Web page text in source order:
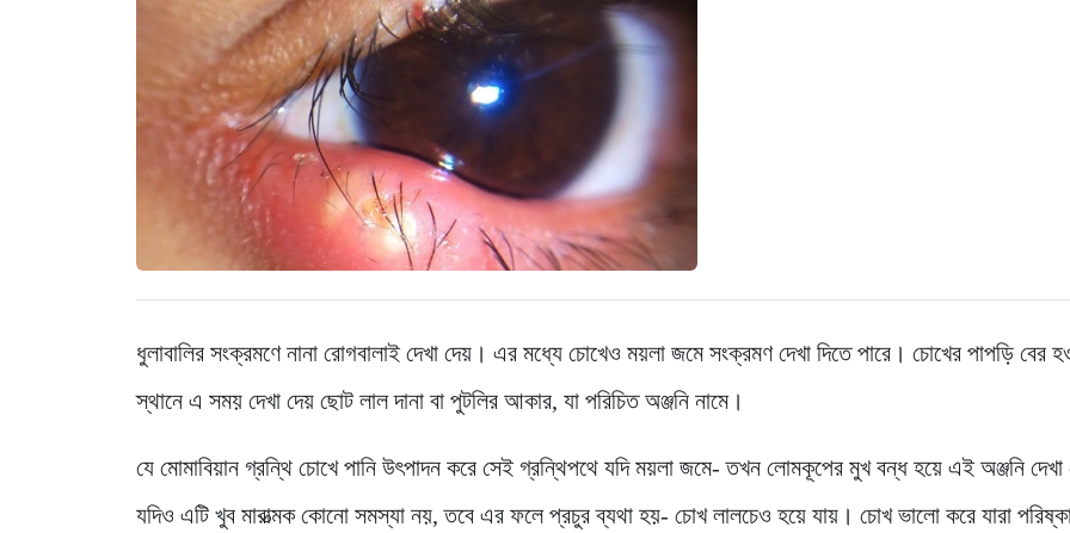
ধুলাবালির সংক্রমণে নানা রোগবালাই দেখা দেয়। এর মধ্যে চোখেও ময়লা জমে সংক্রমণ দেখা দিতে পারে। চোখের পাপড়ি বের
স্থানে এ সময় দেখা দেয় ছোট লাল দানা বা পুটলির আকার, যা পরিচিত অঞ্জনি নামে।
যে মোমাবিয়ান গ্রন্থি চোখে পানি উৎপাদন করে সেই গ্রন্থিপথে যদি ময়লা জমে- তখন লোমকূপের মুখ বন্ধ হয়ে এই অঞ্জনি দেখা
যদিও এটি খুব মারাত্মক কোনো সমস্যা নয়, তবে এর ফলে প্রচুর ব্যথা হয়- চোখ লালচেও হয়ে যায়। চোখ ভালো করে যারা